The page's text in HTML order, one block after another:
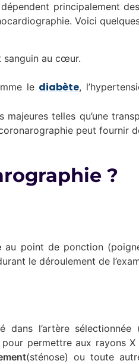
principalement
Voici
sanguin au cœur.
le diabète,
telles qu’une
peut fournir
?
au point de ponction
le déroulement de
dans l’artère
permettre aux rayons X
(sténose) ou toute